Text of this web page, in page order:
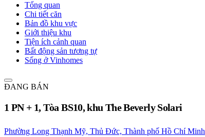
Tổng quan
Chi tiết căn
Bản đồ khu vực
Giới thiệu khu
Tiện ích cảnh quan
Bất động sản tương tự
Sống ở Vinhomes
ĐANG BÁN
1 PN + 1, Tòa BS10, khu The Beverly Solari
Phường Long Thạnh Mỹ, Thủ Đức, Thành phố Hồ Chí Minh